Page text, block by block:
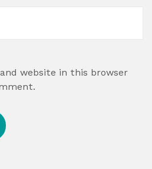
website in this browser